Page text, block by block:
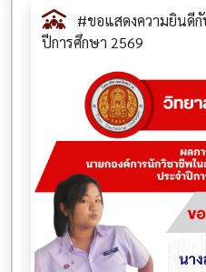
#ขอแสดงความยินดีกั
ปีการศึกษา 2569